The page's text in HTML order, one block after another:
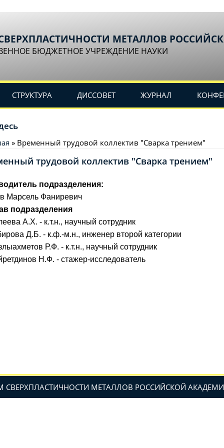
МЕТАЛЛОВ
БЮДЖЕТНОЕ УЧРЕЖДЕНИЕ НАУКИ
СТРУКТУРА ДИССОВЕТ ЖУРНАЛ
» Временный трудовой коллектив "Сварка трением"
трудовой коллектив "Сварка трением"
подразделения:
Марсель Фаниревич
подразделения
А.Х. - к.т.н., научный сотрудник
Д.Б. - к.ф.-м.н., инженер второй категории
Р.Ф. - к.т.н., научный сотрудник
Н.Ф. - стажер-исследователь
СВЕРХПЛАСТИЧНОСТИ МЕТАЛЛОВ РОССИЙСКОЙ